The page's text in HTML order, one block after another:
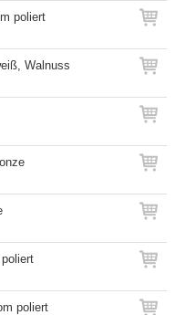
poliert
Walnuss
poliert